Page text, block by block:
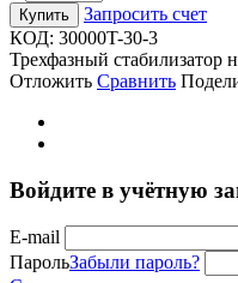
Купить
Запросить счет
КОД: 30000T-30-3
Трехфазный стабилизатор
Отложить Сравнить
Войдите в учётную
E-mail
ПарольЗабыли пароль?